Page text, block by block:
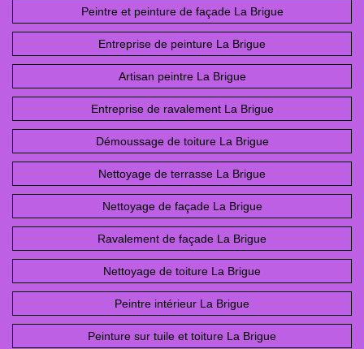
Peintre et peinture de façade La Brigue
Entreprise de peinture La Brigue
Artisan peintre La Brigue
Entreprise de ravalement La Brigue
Démoussage de toiture La Brigue
Nettoyage de terrasse La Brigue
Nettoyage de façade La Brigue
Ravalement de façade La Brigue
Nettoyage de toiture La Brigue
Peintre intérieur La Brigue
Peinture sur tuile et toiture La Brigue